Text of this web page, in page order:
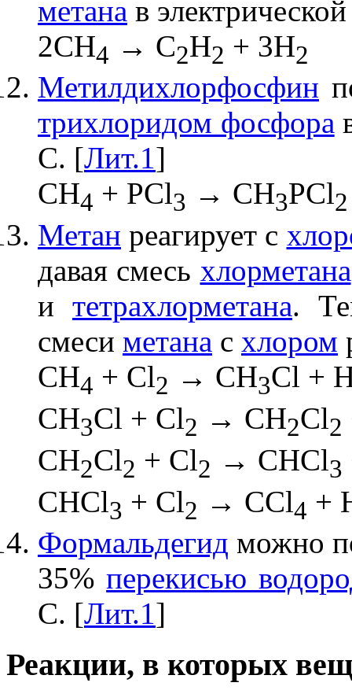
метана в
2CH4 → C2H2 + 3H2
Метилдихлорфосфин
трихлоридом фосфора
С. [Лит.1]
CH4 + PCl3 → CH3PCl2
Метан реагирует с
давая смесь хлорметана
и тетрахлорметана.
смеси метана с хлором
CH4 + Cl2 → CH3Cl +
CH3Cl + Cl2 → CH2Cl2
CH2Cl2 + Cl2 → CHCl3
CHCl3 + Cl2 → CCl4 +
Формальдегид можно
35%перекисью
С. [Лит.1]
Реакции, в которых